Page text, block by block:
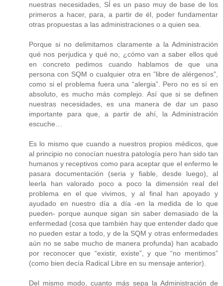
nuestras necesidades, SÍ es un paso muy de base de los
primeros a hacer, para, a partir de él, poder fundamentar
otras propuestas a las administraciones o a quien sea.
Porque si no delimitamos claramente a la Administración
qué nos perjudica y qué no, ¿cómo van a saber ellos qué
en concreto pedimos cuando hablamos de que una
persona con SQM o cualquier otra en ”libre de alérgenos”,
como si el problema fuera una “alergia”. Pero no es sí en
absoluto, es mucho más complejo. Así que si se definen
nuestras necesidades, es una manera de dar un paso
importante para que, a partir de ahí, la Administración
escuche…
Es lo mismo que cuando a nuestros propios médicos, que
al principio no conocían nuestra patología pero han sido tan
humanos y receptivos como para aceptar que el enfermo le
pasara documentación (seria y fiable, desde luego), al
leerla han valorado poco a poco la dimensión real del
problema en el que vivimos, y al final han apoyado y
ayudado en nuestro día a día -en la medida de lo que
pueden- porque aunque sigan sin saber demasiado de la
enfermedad (cosa que también hay que entender dado que
no pueden estar a todo, y de la SQM y otras enfermedades
aún no se sabe mucho de manera profunda) han acabado
por reconocer que “existir, existe”, y que “no mentimos”
(como bien decía Radical Libre en su mensaje anterior).
Del mismo modo, cuanto más sepa la Administración de